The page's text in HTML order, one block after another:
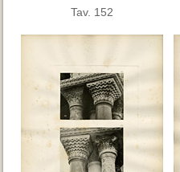
Tav. 152